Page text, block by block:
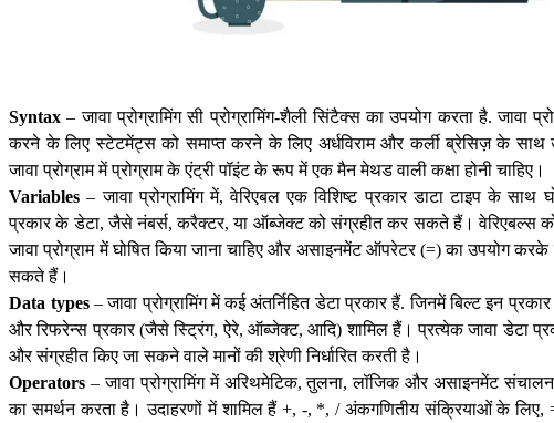
Syntax – जावा प्रोग्रामिंग सी प्रोग्रामिंग-शैली सिंटैक्स का उपयोग करता है. जावा
करने के लिए स्टेटमेंट्स को समाप्त करने के लिए अर्धविराम और कर्ली ब्रेसिज़ के साथ
जावा प्रोग्राम में प्रोग्राम के एंट्री पॉइंट के रूप में एक मैन मेथड वाली कक्षा होनी चाहिए।
Variables – जावा प्रोग्रामिंग में, वेरिएबल एक विशिष्ट प्रकार डाटा टाइप के साथ
प्रकार के डेटा, जैसे नंबर्स, करैक्टर, या ऑब्जेक्ट को संग्रहीत कर सकते हैं। वेरिएबल्स
जावा प्रोग्राम में घोषित किया जाना चाहिए और असाइनमेंट ऑपरेटर (=) का उपयोग करके
सकते हैं।
Data types– जावा प्रोग्रामिंग में कई अंतर्निहित डेटा प्रकार हैं. जिनमें बिल्ट इन
और रिफरेन्स प्रकार (जैसे स्ट्रिंग, ऐरे, ऑब्जेक्ट, आदि) शामिल हैं। प्रत्येक जावा डेटा
और संग्रहीत किए जा सकने वाले मानों की श्रेणी निर्धारित करती है।
Operators – जावा प्रोग्रामिंग में अरिथमेटिक, तुलना, लॉजिक और असाइनमेंट
का समर्थन करता है। उदाहरणों में शामिल हैं +, -, *, / अंकगणितीय संक्रियाओं के